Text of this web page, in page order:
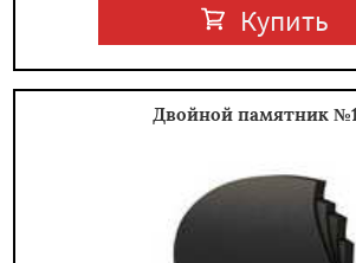
Купить
Двойной памятник